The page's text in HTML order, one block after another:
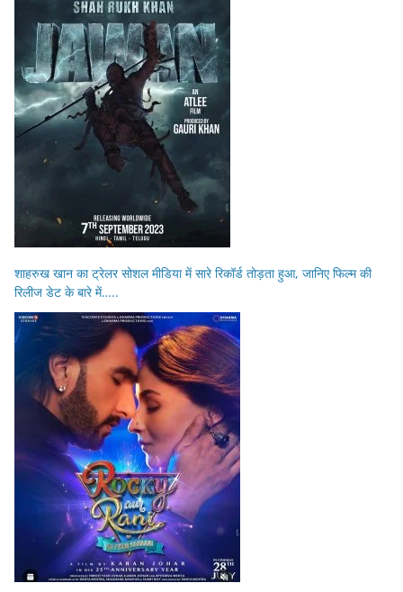
शाहरुख खान का ट्रेलर सोशल मीडिया में सारे रिकॉर्ड तोड़ता हुआ, जानिए फिल्म की
रिलीज डेट के बारे में…..